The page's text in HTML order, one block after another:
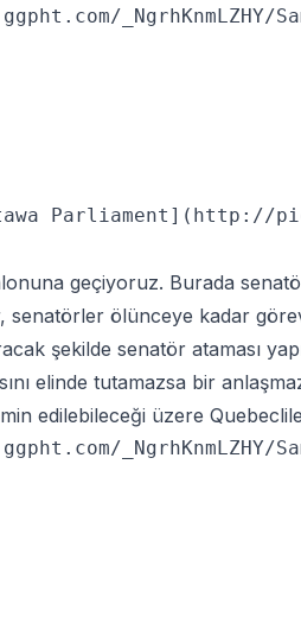
_NgrhKnmLZHY/
Parliament](http://
geçiyoruz. Burada
senatörler ölünceye kadar
şekilde senatör ataması
elinde tutamazsa bir
edilebileceği üzere
_NgrhKnmLZHY/